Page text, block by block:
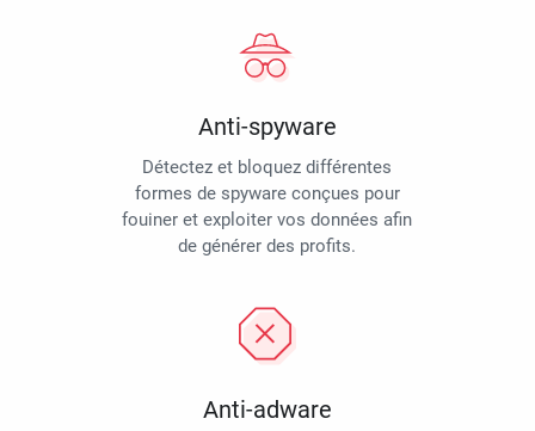
Anti-spyware
Détectez et bloquez différentes
formes de spyware conçues pour
fouiner et exploiter vos données afin
de générer des profits.
Anti-adware